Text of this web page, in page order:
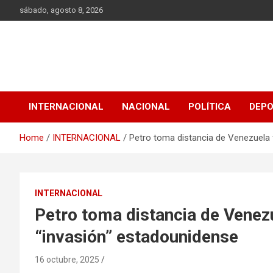
to
sábado, agosto 8, 2026
INTERNACIONAL NACIONAL POLÍTICA
Home INTERNACIONAL Petro toma distancia de Venezuela
INTERNACIONAL
Petro toma distancia de
“invasión” estadounidense
16 octubre, 2025